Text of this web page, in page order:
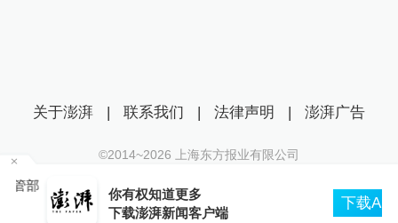
你有权知道更多
下载澎湃新闻客户端
下载APP
关于澎湃 | 联系我们 | 法律声明 | 澎湃广告
©2014~2026 上海东方报业有限公司
互联网新闻信息服务许可证：31120170006